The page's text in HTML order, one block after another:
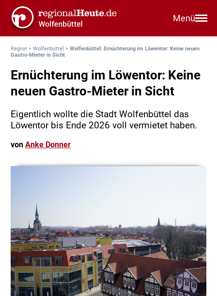
Menü
Region >Wolfenbüttel >Wolfenbüttel: Ernüchterung im Löwentor: Keine neuen
Gastro-Mieter in Sicht
Ernüchterung im Löwentor: Keine
neuen Gastro-Mieter in Sicht
Eigentlich wollte die Stadt Wolfenbüttel das
Löwentor bis Ende 2026 voll vermietet haben.
vonAnke Donner